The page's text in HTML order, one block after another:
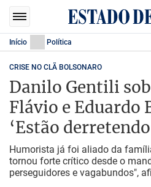
Início Política
CRISE NO CLÃ BOLSONARO
Danilo Gentili
Flávio e Eduardo
‘Estão
Humorista já foi aliado da
tornou forte crítico desde o
perseguidores e vagabundos",